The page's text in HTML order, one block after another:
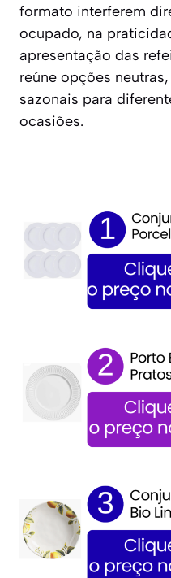
formato interferem
ocupado, na
apresentação das
reúne opções
sazonais para
ocasiões.